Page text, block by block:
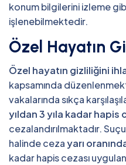
konum bilgilerini izleme
işlenebilmektedir.
Özel Hayatın
Özel hayatın gizliliğini
kapsamında
vakalarında sıkça
yıldan 3 yıla kadar hapis
cezalandırılmaktadır.
halinde cezayarı
kadar hapis cezası